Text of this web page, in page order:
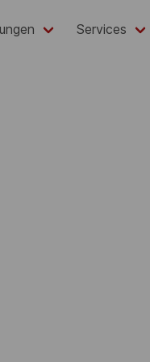
Services